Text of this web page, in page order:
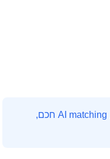
HireMe היא פלטפורמת חיפוש העבודה המובילה בהייטק הישראלי. עם אלפי משרות מתעדכנות יומית, AI matching חכם,